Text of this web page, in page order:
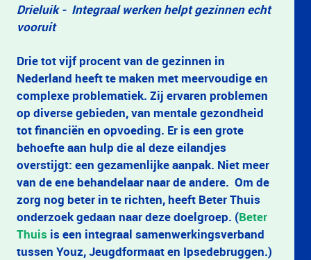
Drieluik - Integraal werken helpt gezinnen echt
vooruit
Drie tot vijf procent van de gezinnen in
Nederland heeft te maken met meervoudige en
complexe problematiek. Zij ervaren problemen
op diverse gebieden, van mentale gezondheid
tot financiën en opvoeding. Er is een grote
behoefte aan hulp die al deze eilandjes
overstijgt: een gezamenlijke aanpak. Niet meer
van de ene behandelaar naar de andere. Om de
zorg nog beter in te richten, heeft Beter Thuis
onderzoek gedaan naar deze doelgroep. (Beter
Thuis is een integraal samenwerkingsverband
tussen Youz, Jeugdformaat en Ipsedebruggen.)